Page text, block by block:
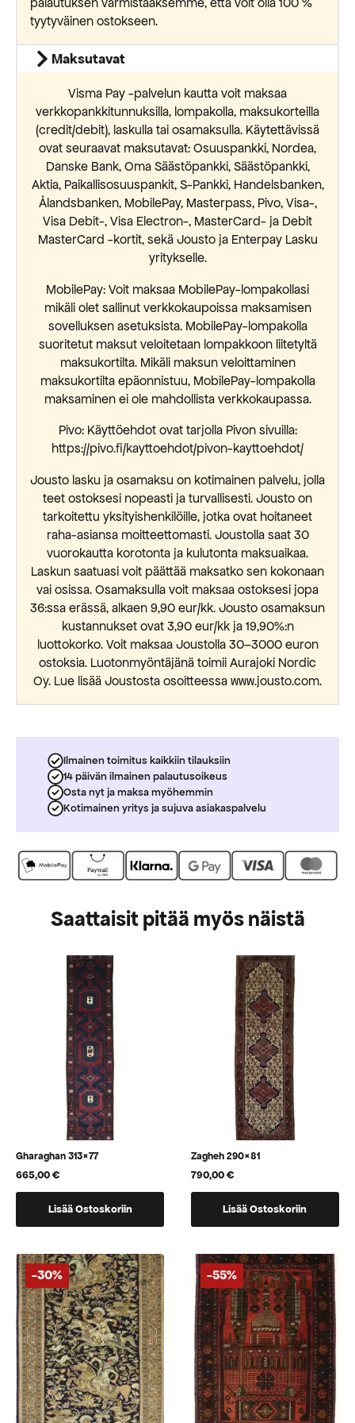
tyytyväinen ostokseen.
Maksutavat
Visma Pay -palvelun kautta voit maksaa
verkkopankkitunnuksilla, lompakolla, maksukorteilla
(credit/debit), laskulla tai osamaksulla. Käytettävissä
ovat seuraavat maksutavat: Osuuspankki, Nordea,
Danske Bank, Oma Säästöpankki, Säästöpankki,
Aktia, Paikallisosuuspankit, S-Pankki, Handelsbanken,
Ålandsbanken, MobilePay, Masterpass, Pivo, Visa-,
Visa Debit-, Visa Electron-, MasterCard- ja Debit
MasterCard -kortit, sekä Jousto ja Enterpay Lasku
yritykselle.
MobilePay: Voit maksaa MobilePay-lompakollasi
mikäli olet sallinut verkkokaupoissa maksamisen
sovelluksen asetuksista. MobilePay-lompakolla
suoritetut maksut veloitetaan lompakkoon liitetyltä
maksukortilta. Mikäli maksun veloittaminen
maksukortilta epäonnistuu, MobilePay-lompakolla
maksaminen ei ole mahdollista verkkokaupassa.
Pivo: Käyttöehdot ovat tarjolla Pivon sivuilla:
https://pivo.fi/kayttoehdot/pivon-kayttoehdot/
Jousto lasku ja osamaksu on kotimainen palvelu, jolla
teet ostoksesi nopeasti ja turvallisesti. Jousto on
tarkoitettu yksityishenkilöille, jotka ovat hoitaneet
raha-asiansa moitteettomasti. Joustolla saat 30
vuorokautta korotonta ja kulutonta maksuaikaa.
Laskun saatuasi voit päättää maksatko sen kokonaan
vai osissa. Osamaksulla voit maksaa ostoksesi jopa
36:ssa erässä, alkaen 9,90 eur/kk. Jousto osamaksun
kustannukset ovat 3,90 eur/kk ja 19,90%:n
luottokorko. Voit maksaa Joustolla 30–3000 euron
ostoksia. Luotonmyöntäjänä toimii Aurajoki Nordic
Oy. Lue lisää Joustosta osoitteessa www.jousto.com.
Ilmainen toimitus kaikkiin tilauksiin
14 päivän ilmainen palautusoikeus
Osta nyt ja maksa myöhemmin
Kotimainen yritys ja sujuva asiakaspalvelu
Saattaisit pitää myös näistä
Gharaghan 313×77
665,00€
Lisää Ostoskoriin
Zagheh 290×81
790,00€
Lisää Ostoskoriin
-30% -55%